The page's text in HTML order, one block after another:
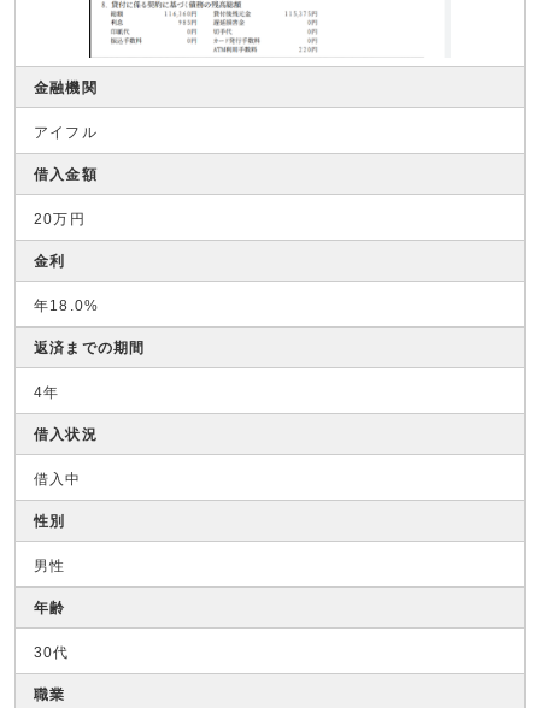
金融機関
アイフル
借入金額
20万円
金利
年18.0%
返済までの期間
4年
借入状況
借入中
性別
男性
年齢
30代
職業